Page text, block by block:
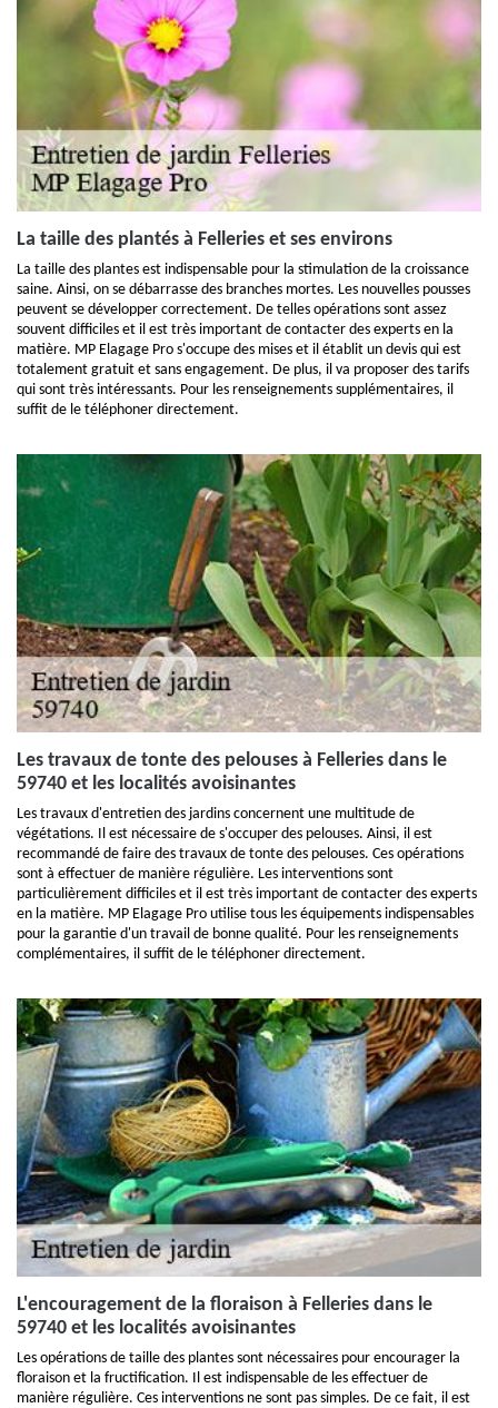
La taille des plantés à Felleries et ses environs
La taille des plantes est indispensable pour la stimulation de la croissance
saine. Ainsi, on se débarrasse des branches mortes. Les nouvelles pousses
peuvent se développer correctement. De telles opérations sont assez
souvent difficiles et il est très important de contacter des experts en la
matière. MP Elagage Pro s'occupe des mises et il établit un devis qui est
totalement gratuit et sans engagement. De plus, il va proposer des tarifs
qui sont très intéressants. Pour les renseignements supplémentaires, il
suffit de le téléphoner directement.
Les travaux de tonte des pelouses à Felleries dans le
59740 et les localités avoisinantes
Les travaux d'entretien des jardins concernent une multitude de
végétations. Il est nécessaire de s'occuper des pelouses. Ainsi, il est
recommandé de faire des travaux de tonte des pelouses. Ces opérations
sont à effectuer de manière régulière. Les interventions sont
particulièrement difficiles et il est très important de contacter des experts
en la matière. MP Elagage Pro utilise tous les équipements indispensables
pour la garantie d'un travail de bonne qualité. Pour les renseignements
complémentaires, il suffit de le téléphoner directement.
L'encouragement de la floraison à Felleries dans le
59740 et les localités avoisinantes
Les opérations de taille des plantes sont nécessaires pour encourager la
floraison et la fructification. Il est indispensable de les effectuer de
manière régulière. Ces interventions ne sont pas simples. De ce fait, il est